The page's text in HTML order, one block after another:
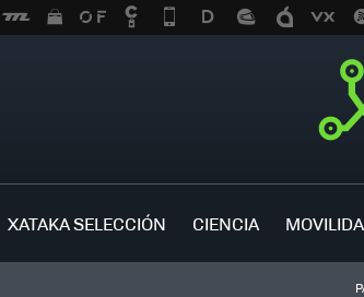
XATAKA SELECCIÓN CIENCIA